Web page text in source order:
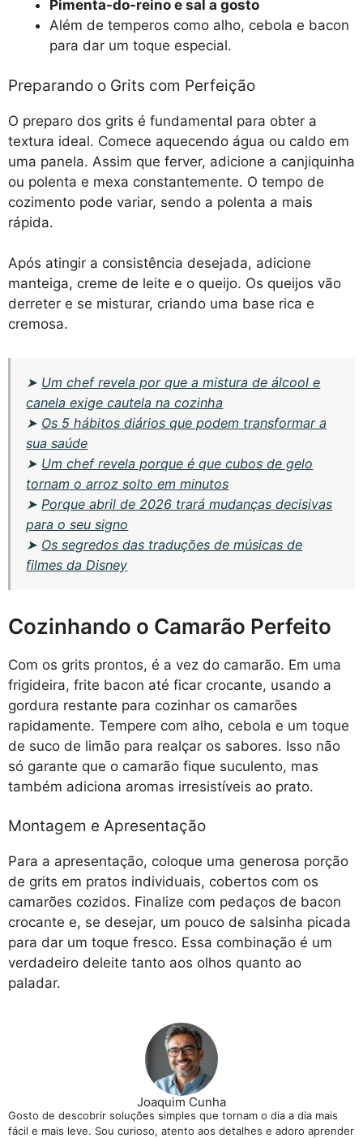
Pimenta-do-reino e sal a gosto
Além de temperos como alho, cebola e bacon
para dar um toque especial.
Preparando o Grits com Perfeição
O preparo dos grits é fundamental para obter a
textura ideal. Comece aquecendo água ou caldo em
uma panela. Assim que ferver, adicione a canjiquinha
ou polenta e mexa constantemente. O tempo de
cozimento pode variar, sendo a polenta a mais
rápida.
Após atingir a consistência desejada, adicione
manteiga, creme de leite e o queijo. Os queijos vão
derreter e se misturar, criando uma base rica e
cremosa.
➤ Um chef revela por que a mistura de álcool e
canela exige cautela na cozinha
➤ Os 5 hábitos diários que podem transformar a
sua saúde
➤ Um chef revela porque é que cubos de gelo
tornam o arroz solto em minutos
➤Porque abril de 2026 trará mudanças decisivas
para o seu signo
➤ Os segredos das traduções de músicas de
filmes da Disney
Cozinhando o Camarão Perfeito
Com os grits prontos, é a vez do camarão. Em uma
frigideira, frite bacon até ficar crocante, usando a
gordura restante para cozinhar os camarões
rapidamente. Tempere com alho, cebola e um toque
de suco de limão para realçar os sabores. Isso não
só garante que o camarão fique suculento, mas
também adiciona aromas irresistíveis ao prato.
Montagem e Apresentação
Para a apresentação, coloque uma generosa porção
de grits em pratos individuais, cobertos com os
camarões cozidos. Finalize com pedaços de bacon
crocante e, se desejar, um pouco de salsinha picada
para dar um toque fresco. Essa combinação é um
verdadeiro deleite tanto aos olhos quanto ao
paladar.
Joaquim Cunha
Gosto de descobrir soluções simples que tornam o dia a dia mais
fácil e mais leve. Sou curioso, atento aos detalhes e adoro aprender